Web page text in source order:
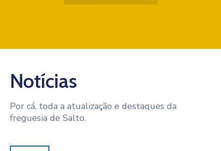
Notícias
Por cá, toda a atualização e destaques da
freguesia de Salto.